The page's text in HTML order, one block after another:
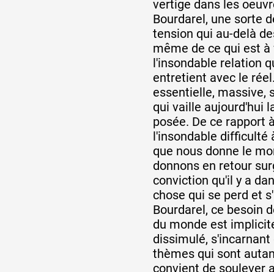
vertige dans les
Bourdarel, une sorte
tension qui au-delà
même de ce qui est à
l'insondable relation
entretient avec le
essentielle, massive,
qui vaille aujourd'hui
posée. De ce rapport
l'insondable difficulté
que nous donne le
donnons en retour
conviction qu'il y a
chose qui se perd et
Bourdarel, ce besoin
du monde est
dissimulé,
thèmes qui sont
convient de soulever